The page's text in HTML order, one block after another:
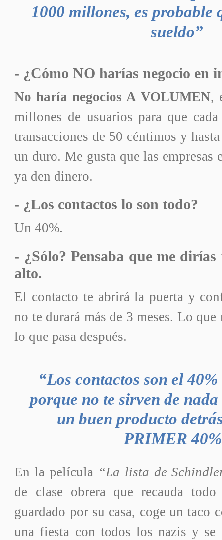
1000 millones, es probable
sueldo”
- ¿Cómo NO harías negocio en
No haría negocios A VOLUMEN,
millones de usuarios para que
transacciones de 50 céntimos y
un duro. Me gusta que las empresas
ya den dinero.
- ¿Los contactos lo son todo?
Un 40%.
- ¿Sólo? Pensaba que me
alto.
El contacto te abrirá la puerta y
no te durará más de 3 meses. Lo
lo que pasa después.
“Los contactos son el
porque no te sirven de
un buen producto
PRIMER
En la película “La lista de
de clase obrera que recauda
guardado por su casa, coge un taco
una fiesta con todos los nazis y se